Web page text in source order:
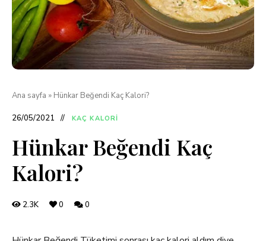
Ana sayfa » Hünkar Beğendi Kaç Kalori?
26/05/2021 KAÇ KALORI
Hünkar Beğendi Kaç
Kalori?
2.3K 0 0